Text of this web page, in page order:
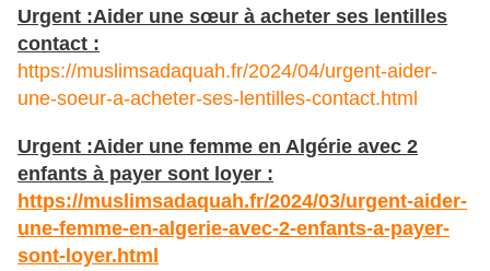
Urgent :Aider une sœur à acheter ses lentilles
contact :
https://muslimsadaquah.fr/2024/04/urgent-aider-
une-soeur-a-acheter-ses-lentilles-contact.html
Urgent :Aider une femme en Algérie avec 2
enfants à payer sont loyer :
https://muslimsadaquah.fr/2024/03/urgent-aider-
une-femme-en-algerie-avec-2-enfants-a-payer-
sont-loyer.html